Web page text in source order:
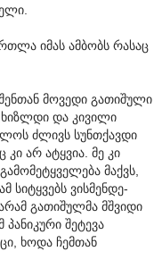
იმას ამბობს რასაც
მოვედი გათიშული
და კივილი
ძლივს სუნთქავდი
კი არ ატყვია. მე კი
მაქვს,
სიტყვებს ვისმენდე-
გათიშულმა მშვიდი
შეტევა
ხოდა ჩემთან